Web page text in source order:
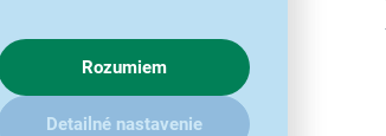
Rozumiem
Detailné nastavenie